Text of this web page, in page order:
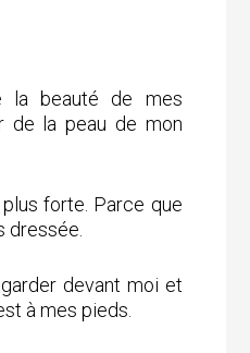
la beauté de mes
de la peau de mon
forte. Parce que
dressée.
devant moi et
à mes pieds.